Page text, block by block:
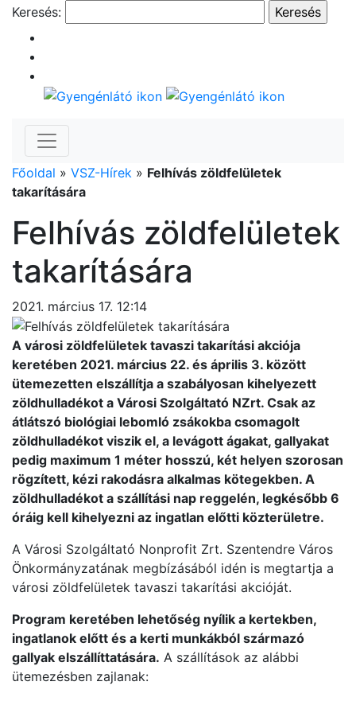
Keresés:
Főoldal » VSZ-Hírek » Felhívás zöldfelületek
takarítására
Felhívás zöldfelületek
takarítására
2021. március 17. 12:14
A városi zöldfelületek tavaszi takarítási akciója
keretében 2021. március 22. és április 3. között
ütemezetten elszállítja a szabályosan kihelyezett
zöldhulladékot a Városi Szolgáltató NZrt. Csak az
átlátszó biológiai lebomló zsákokba csomagolt
zöldhulladékot viszik el, a levágott ágakat, gallyakat
pedig maximum 1 méter hosszú, két helyen szorosan
rögzített, kézi rakodásra alkalmas kötegekben. A
zöldhulladékot a szállítási nap reggelén, legkésőbb 6
óráig kell kihelyezni az ingatlan előtti közterületre.
A Városi Szolgáltató Nonprofit Zrt. Szentendre Város
Önkormányzatának megbízásából idén is megtartja a
városi zöldfelületek tavaszi takarítási akcióját.
Program keretében lehetőség nyílik a kertekben,
ingatlanok előtt és a kerti munkákból származó
gallyak elszállíttatására. A szállítások az alábbi
ütemezésben zajlanak: